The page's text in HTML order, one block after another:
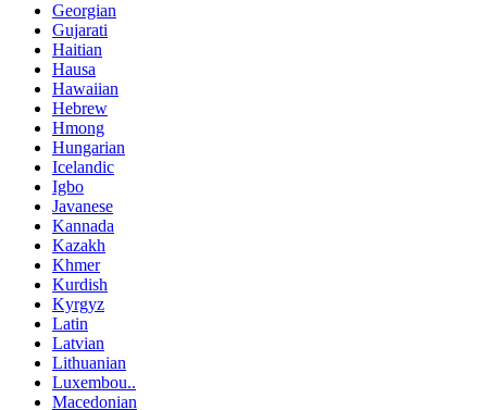
Georgian
Gujarati
Haitian
Hausa
Hawaiian
Hebrew
Hmong
Hungarian
Icelandic
Igbo
Javanese
Kannada
Kazakh
Khmer
Kurdish
Kyrgyz
Latin
Latvian
Lithuanian
Luxembou..
Macedonian